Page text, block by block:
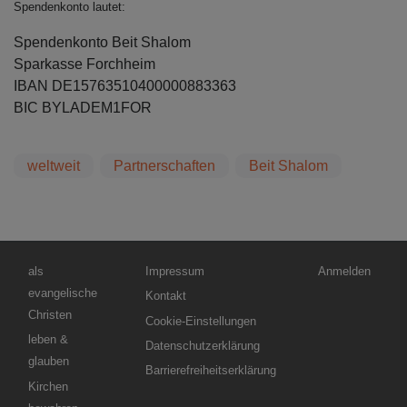
Spendenkonto lautet:
Spendenkonto Beit Shalom
Sparkasse Forchheim
IBAN DE15763510400000883363
BIC BYLADEM1FOR
weltweit Partnerschaften Beit Shalom
Hauptnavigation
als
evangelische
Christen
leben &
glauben
Kirchen
Fußbereichsmenü
Impressum
Kontakt
Cookie-Einstellungen
Datenschutzerklärung
Barrierefreiheitserklärung
Benutzermenü
Anmelden